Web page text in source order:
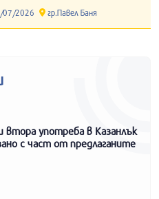
2026 гр.Павел Баня
втора употреба в Казанлък
с част от предлаганите